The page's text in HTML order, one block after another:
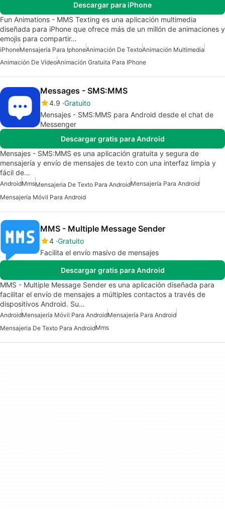
Descargar para iPhone
Fun Animations - MMS Texting es una aplicación multimedia
diseñada para iPhone que ofrece más de un millón de animaciones y
emojis para compartir…
iPhoneMensajería Para IphoneAnimación De TextoAnimación Multimedia
Animación De VídeoAnimación Gratuita Para IPhone
Messages - SMS:MMS
4.9 Gratuito
Mensajes - SMS:MMS para Android desde el chat de
Messenger
Descargar gratis para Android
Mensajes - SMS:MMS es una aplicación gratuita y segura de
mensajería y envío de mensajes de texto con una interfaz limpia y
fácil de…
AndroidMmsMensajeria De Texto Para AndroidMensajería Para Android
Mensajería Móvil Para Android
MMS - Multiple Message Sender
4 Gratuito
Facilita el envío masivo de mensajes
Descargar gratis para Android
MMS - Multiple Message Sender es una aplicación diseñada para
facilitar el envío de mensajes a múltiples contactos a través de
dispositivos Android. Su…
AndroidMensajería Móvil Para AndroidMensajería Para Android
Mensajeria De Texto Para AndroidMms